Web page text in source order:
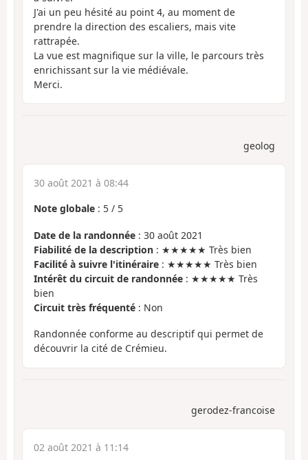
J'ai un peu hésité au point 4, au moment de
prendre la direction des escaliers, mais vite
rattrapée.
La vue est magnifique sur la ville, le parcours très
enrichissant sur la vie médiévale.
Merci.
geolog
30 août 2021 à 08:44
Note globale : 5 / 5
Date de la randonnée : 30 août 2021
Fiabilité de la description : ★★★★★ Très bien
Facilité à suivre l'itinéraire : ★★★★★ Très bien
Intérêt du circuit de randonnée : ★★★★★ Très
bien
Circuit très fréquenté : Non
Randonnée conforme au descriptif qui permet de
découvrir la cité de Crémieu.
gerodez-francoise
02 août 2021 à 11:14